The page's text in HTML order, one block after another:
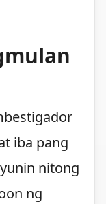
iba pang
nitong
ng